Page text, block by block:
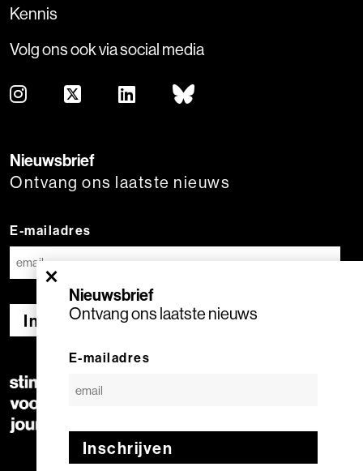
×
Nieuwsbrief
Ontvang ons laatste nieuws
E-mailadres
Inschrijven
Kennis
Volg ons ook via social media
Nieuwsbrief
Ontvang ons laatste nieuws
E-mailadres
Inschrijven